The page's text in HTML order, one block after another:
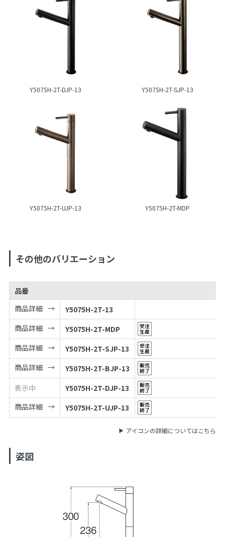
Y5075H-2T-DJP-13 Y5075H-2T-SJP-13
Y5075H-2T-UJP-13 Y5075H-2T-MDP
その他のバリエーション
品番
商品詳細
Y5075H-2T-13
商品詳細
Y5075H-2T-MDP
商品詳細
Y5075H-2T-SJP-13
商品詳細
Y5075H-2T-BJP-13
表示中
Y5075H-2T-DJP-13
商品詳細
Y5075H-2T-UJP-13
アイコンの詳細についてはこちら
姿図